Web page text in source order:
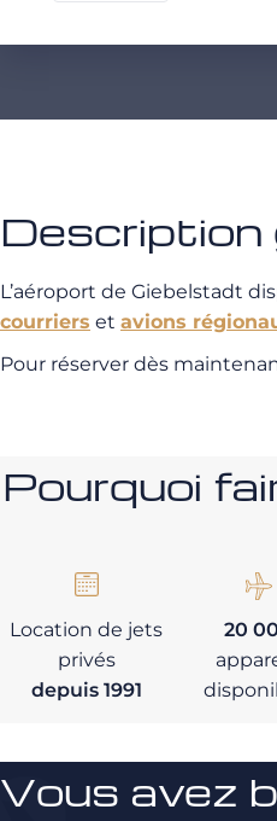
Description
L’aéroport de Giebelstadt
courriers et avions
Pour réserver dès
Pourquoi
Location de jets
privés
depuis 1991
20
Vous avez